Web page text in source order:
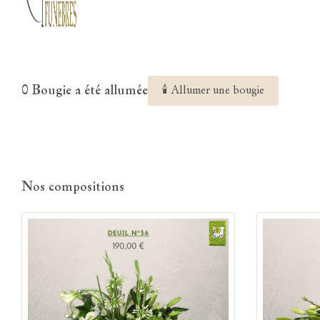
0 Bougie a été allumée 🕯 Allumer une bougie
Nos compositions